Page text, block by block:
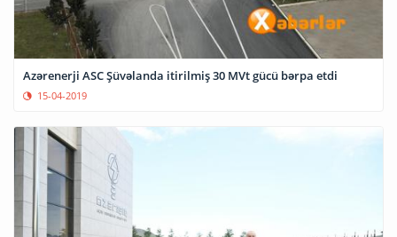
Azərenerji ASC Şüvəlanda itirilmiş 30 MVt gücü bərpa etdi
15-04-2019